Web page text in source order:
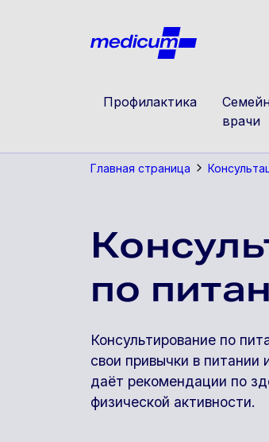
Профилактика
врачи
Главная страница
по
Консультирование по
свои привычки в
даёт рекомендации по
физической активности.